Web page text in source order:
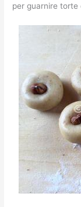
per guarnire torte